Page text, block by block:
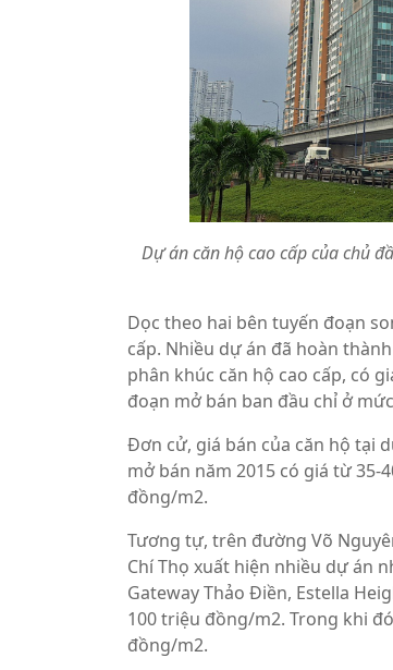
Dự án căn hộ cao cấp của chủ
Dọc theo hai bên tuyến đoạn
cấp. Nhiều dự án đã hoàn
phân khúc căn hộ cao cấp, có
đoạn mở bán ban đầu chỉ ở
Đơn cử, giá bán của căn hộ tại
mở bán năm 2015 có giá từ 35-
đồng/m2.
Tương tự, trên đường Võ
Chí Thọ xuất hiện nhiều dự án
Gateway Thảo Điền, Estella
100 triệu đồng/m2. Trong khi
đồng/m2.